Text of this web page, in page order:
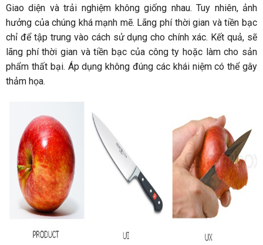
Giao diện và trải nghiệm không giống nhau. Tuy nhiên, ảnh
hưởng của chúng khá mạnh mẽ. Lãng phí thời gian và tiền bạc
chỉ để tập trung vào cách sử dụng cho chính xác. Kết quả, sẽ
lãng phí thời gian và tiền bạc của công ty hoặc làm cho sản
phẩm thất bại. Áp dụng không đúng các khái niệm có thể gây
thảm họa.